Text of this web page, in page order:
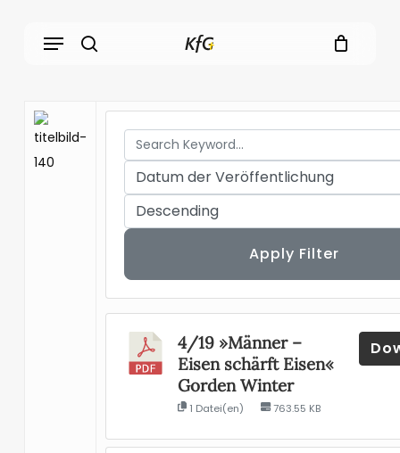
Menu
Apply Filter
4/19 »Männer –
Eisen schärft Eisen«
Gorden Winter
1 Datei(en) 763.55 KB